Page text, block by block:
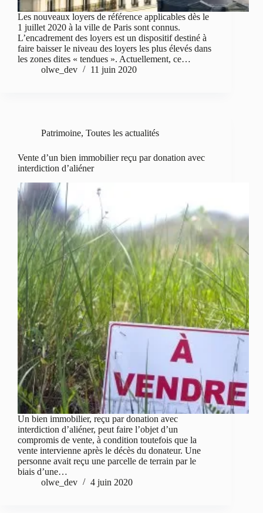
Les nouveaux loyers de référence applicables dès le
1 juillet 2020 à la ville de Paris sont connus.
L’encadrement des loyers est un dispositif destiné à
faire baisser le niveau des loyers les plus élevés dans
les zones dites « tendues ». Actuellement, ce…
olwe_dev
11 juin 2020
Patrimoine, Toutes les actualités
Vente d’un bien immobilier reçu par donation avec
interdiction d’aliéner
Un bien immobilier, reçu par donation avec
interdiction d’aliéner, peut faire l’objet d’un
compromis de vente, à condition toutefois que la
vente intervienne après le décès du donateur. Une
personne avait reçu une parcelle de terrain par le
biais d’une…
olwe_dev
4 juin 2020